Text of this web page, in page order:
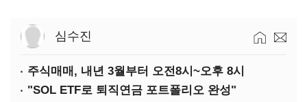
심수진
주식매매, 내년 3월부터 오전8시~오후 8시
"SOL ETF로 퇴직연금 포트폴리오 완성"